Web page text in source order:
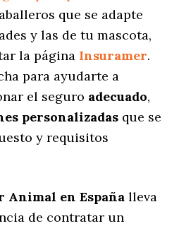
que se adapte
y las de tu mascota,
la página Insuramer.
para ayudarte a
el seguro adecuado,
personalizadas que se
y requisitos
Animal en España lleva
de contratar un